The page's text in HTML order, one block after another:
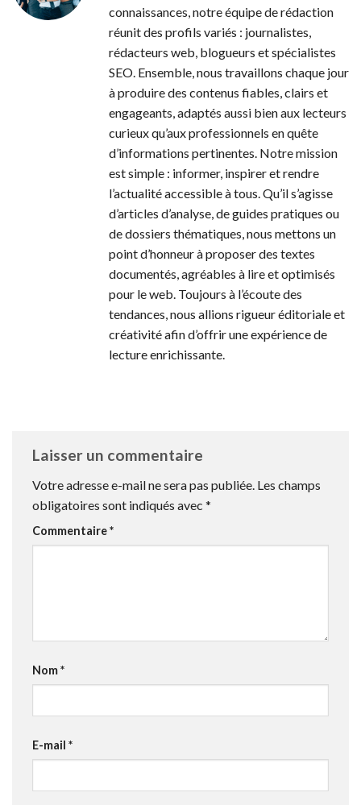
connaissances, notre équipe de rédaction
réunit des profils variés : journalistes,
rédacteurs web, blogueurs et spécialistes
SEO. Ensemble, nous travaillons chaque jour
à produire des contenus fiables, clairs et
engageants, adaptés aussi bien aux lecteurs
curieux qu’aux professionnels en quête
d’informations pertinentes. Notre mission
est simple : informer, inspirer et rendre
l’actualité accessible à tous. Qu’il s’agisse
d’articles d’analyse, de guides pratiques ou
de dossiers thématiques, nous mettons un
point d’honneur à proposer des textes
documentés, agréables à lire et optimisés
pour le web. Toujours à l’écoute des
tendances, nous allions rigueur éditoriale et
créativité afin d’offrir une expérience de
lecture enrichissante.
Laisser un commentaire
Votre adresse e-mail ne sera pas publiée. Les champs
obligatoires sont indiqués avec *
Commentaire*
Nom*
E-mail *